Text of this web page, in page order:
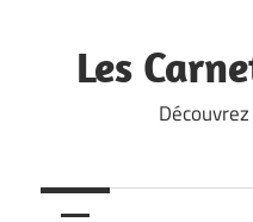
contentLes